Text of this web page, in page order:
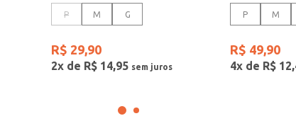
P M G
R$ 29,90
2x de R$ 14,95
P M
R$ 49,90
4x de R$ 12,